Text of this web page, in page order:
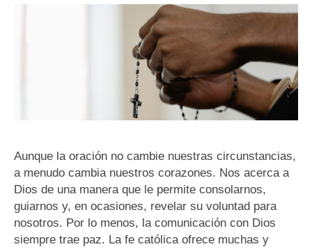
Aunque la oración no cambie nuestras circunstancias,
a menudo cambia nuestros corazones. Nos acerca a
Dios de una manera que le permite consolarnos,
guiarnos y, en ocasiones, revelar su voluntad para
nosotros. Por lo menos, la comunicación con Dios
siempre trae paz. La fe católica ofrece muchas y